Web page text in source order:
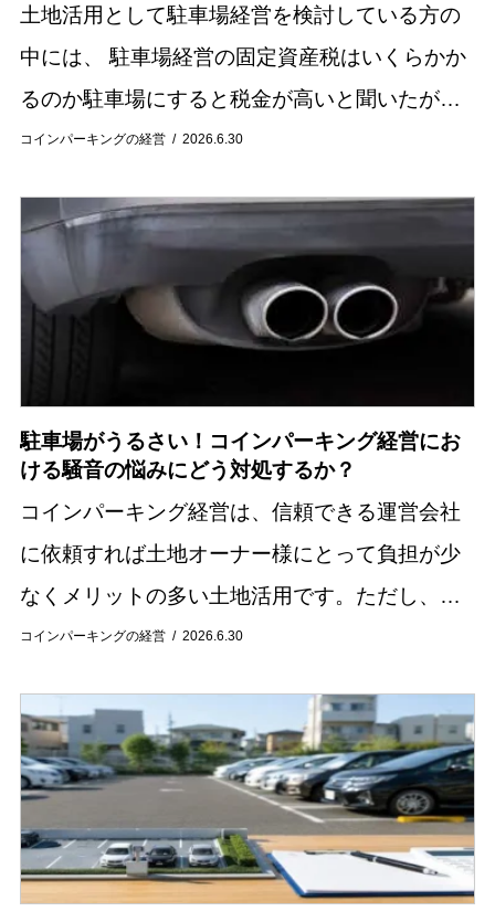
コインパーキングの経営 2026.6.30
土地活用として駐車場経営を検討している方の
中には、 駐車場経営の固定資産税はいくらかか
るのか駐車場にすると税金が高いと聞いたが本
当なのか住宅用地と比べるとどれくらい負担が
いでし...
コインパーキングの経営 2026.6.30
駐車場がうるさい！コインパーキング経営にお
ける騒音の悩みにどう対処するか？
コインパーキング経営は、信頼できる運営会社
に依頼すれば土地オーナー様にとって負担が少
なくメリットの多い土地活用です。ただし、車
の出入りが伴うので、「騒音問題」が発生する
しておくと...